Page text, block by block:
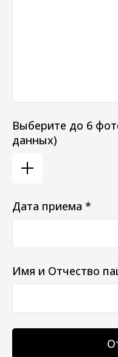
Выберите до 6
данных)
Дата приема *
Имя и Отчество